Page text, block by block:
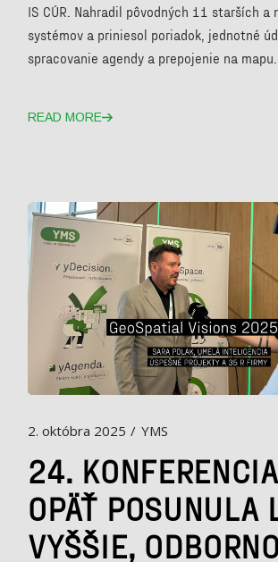
IS CÚR. Nahradil pôvodných 11 starších a
systémov a priniesol poriadok, jednotné
spracovanie agendy a prepojenie na mapu.
READ MORE
2. októbra 2025 YMS
24.
OPÄŤ POSUNULA
VYŠŠIE,